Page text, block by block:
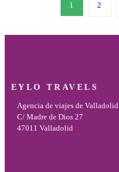
1 2
EYLO TRAVELS
Agencia de viajes de Valladolid
C/ Madre de Dios 27
47011 Valladolid